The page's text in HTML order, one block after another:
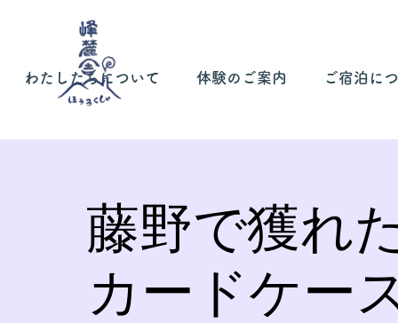
わたしたちについて 体験のご案内 ご宿泊に
藤野で獲れ
カードケー